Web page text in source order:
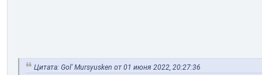
Цитата: Gol' Mursyusken от 01 июня 2022, 20:27:36